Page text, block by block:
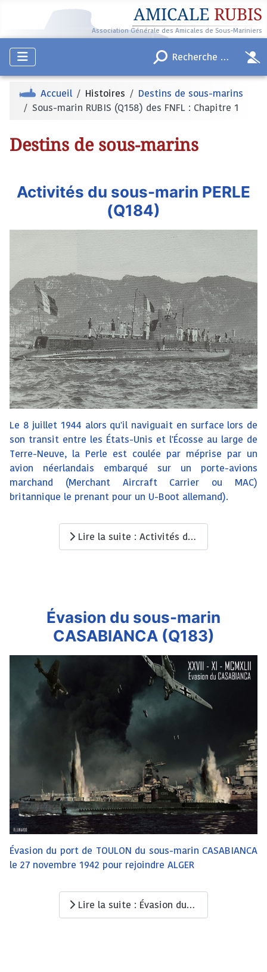
AMICALE RUBIS
Association Générale des Amicales de Sous-Mariniers
Accueil Histoires
Destins de sous-marins
Sous-marin RUBIS (Q158) des FNFL : Chapitre 1
Destins de sous-marins
Activités du sous-marin PERLE
(Q184)
Le 8 juillet 1944 alors qu'il naviguait en surface lors de
son transit entre les États-Unis et l'Écosse au large de
Terre-Neuve, la Perle est coulée par méprise par un
avion néerlandais embarqué sur un porte-avions
marchand (Merchant Aircraft Carrier ou MAC)
britannique le prenant pour un U-Boot allemand).
Lire la suite : Activités du sous-marin PERLE (Q184)
Évasion du sous-marin
CASABIANCA (Q183)
Évasion du port de TOULON du sous-marin CASABIANCA
le 27 novembre 1942 pour rejoindre ALGER
Lire la suite : Évasion du sous-marin CASABIANCA (Q183)